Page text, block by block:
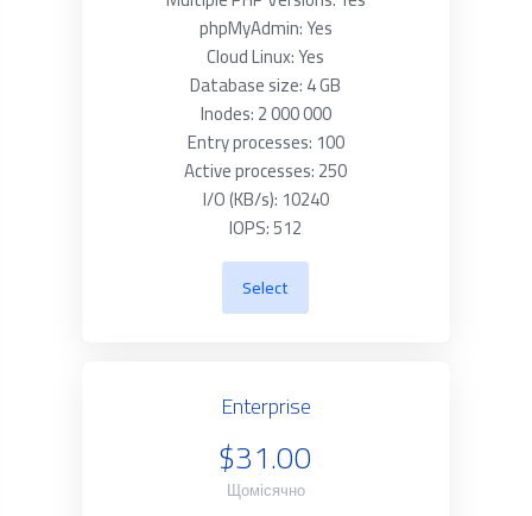
phpMyAdmin: Yes
Cloud Linux: Yes
Database size: 4 GB
Inodes: 2 000 000
Entry processes: 100
Active processes: 250
I/O (KB/s): 10240
IOPS: 512
Select
Enterprise
$31.00
Щомісячно